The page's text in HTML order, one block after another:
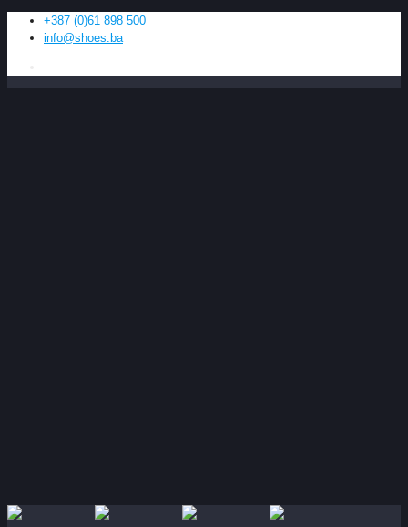
+387 (0)61 898 500
info@shoes.ba